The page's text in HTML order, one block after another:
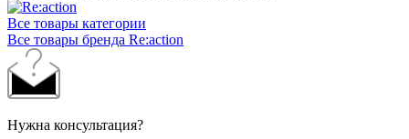
Все товары категории
Все товары бренда Re:action
Нужна консультация?